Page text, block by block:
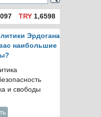
TRY1,6598
Эрдогана
наибольшие
и свободы